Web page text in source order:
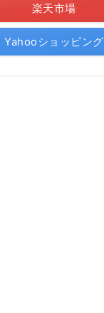
楽天市場
Yahooショッピング